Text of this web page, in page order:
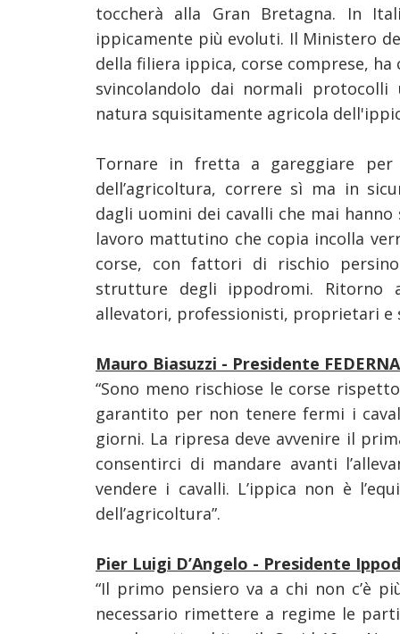
toccherà alla Gran Bretagna. In
ippicamente più evoluti. Il Ministero
della filiera ippica, corse comprese,
svincolandolo dai normali
natura squisitamente agricola
Tornare in fretta a gareggiare
dell’agricoltura, correre sì ma in
dagli uomini dei cavalli che mai
lavoro mattutino che copia incolla
corse, con fattori di rischio
strutture degli ippodromi. Ritorno
allevatori, professionisti, proprietari
Mauro Biasuzzi - Presidente
“Sono meno rischiose le corse
garantito per non tenere fermi i
giorni. La ripresa deve avvenire il
consentirci di mandare avanti
vendere i cavalli. L’ippica non è
dell’agricoltura”.
Pier Luigi D’Angelo - Presidente
“Il primo pensiero va a chi non c’è
necessario rimettere a regime le